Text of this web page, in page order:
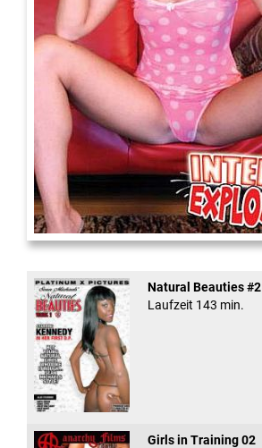
Internal Explosionen
Natural Beauties #2
Laufzeit 143 min.
Girls in Training 02